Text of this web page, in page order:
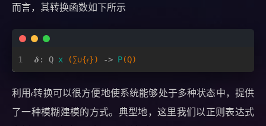
而言，其转换函数如下所示
1 𝜹: Q x (∑∪{𝜖}) -> P(Q)
利用𝜖转换可以很方便地使系统能够处于多种状态中，提供
了一种模糊建模的方式。典型地，这里我们以正则表达式